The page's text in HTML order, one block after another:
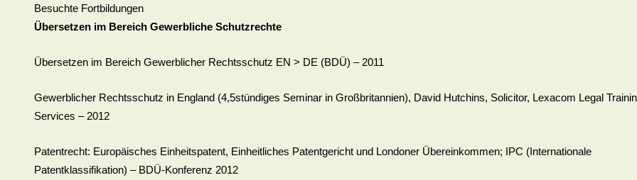
Besuchte Fortbildungen
Übersetzen im Bereich Gewerbliche Schutzrechte
Übersetzen im Bereich Gewerblicher Rechtsschutz EN > DE (BDÜ) – 2011
Gewerblicher Rechtsschutz in England (4,5stündiges Seminar in Großbritannien), David Hutchins, Solicitor, Lexacom Legal
Services – 2012
Patentrecht: Europäisches Einheitspatent, Einheitliches Patentgericht und Londoner Übereinkommen; IPC (Internationale
Patentklassifikation) – BDÜ-Konferenz 2012